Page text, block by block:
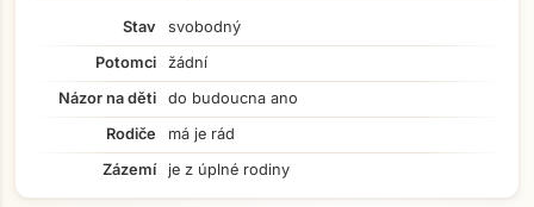
Stav
svobodný
Potomci
žádní
Názor na děti
do budoucna ano
Rodiče
má je rád
Zázemí
je z úplné rodiny